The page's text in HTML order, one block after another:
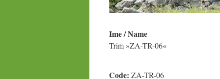
Ime / Name
Trim »ZA-TR-06«
Code: ZA-